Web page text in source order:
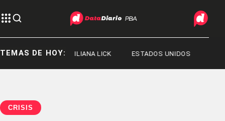
TEMAS DE HOY:
MESSI ILIANA LICK ESTADOS UNIDOS
CRISIS